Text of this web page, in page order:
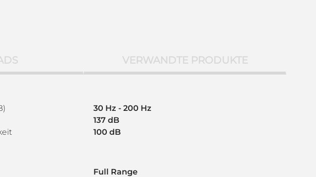
VERWANDTE PRODUKTE
30 Hz - 200 Hz
137 dB
100 dB
Full Range